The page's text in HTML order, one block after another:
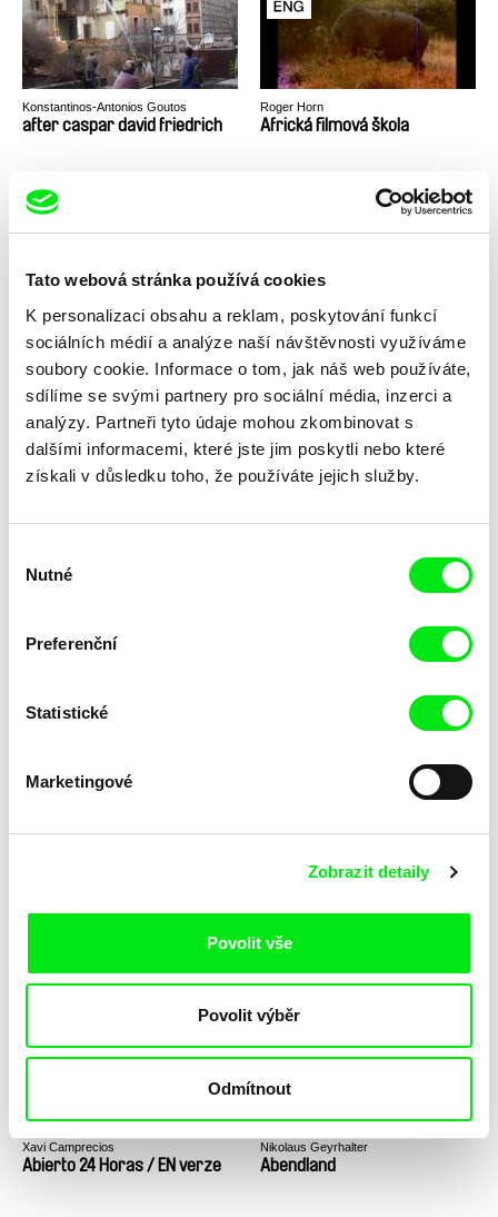
Tato webová stránka používá cookies
K personalizaci obsahu a reklam, poskytování funkcí
sociálních médií a analýze naší návštěvnosti využíváme
soubory cookie. Informace o tom, jak náš web používáte,
sdílíme se svými partnery pro sociální média, inzerci a
analýzy. Partneři tyto údaje mohou zkombinovat s
dalšími informacemi, které jste jim poskytli nebo které
získali v důsledku toho, že používáte jejich služby.
souhlasu
Nutné
Preferenční
Statistické
Marketingové
Zobrazit detaily
Povolit vše
Povolit výběr
Odmítnout
Konstantinos-Antonios Goutos
after caspar david friedrich
Roger Horn
Africká filmová škola
Rob Lemkin
Africká apokalypsa
Pilar Monsell
Africa 815
Laura Huertas Millan Jawed Taiman
Anikó Mária Nagy
Xavi Camprecios
Abierto 24 Horas / EN verze
Nikolaus Geyrhalter
Abendland